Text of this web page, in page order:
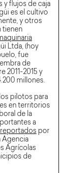
y flujos de caja
es el cultivo
y otros
fue
de
2011-2015 y
millones.
pilotos para
en territorios
de la
a
reportados por
Agencia
Agrícolas
de